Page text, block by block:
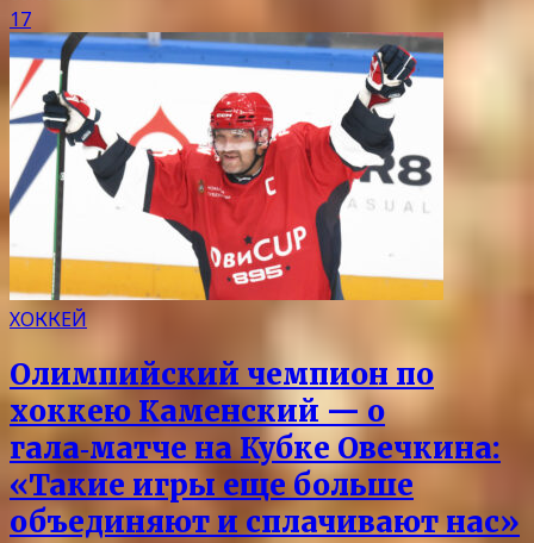
17
ХОККЕЙ
Олимпийский чемпион по
хоккею Каменский — о
гала‑матче на Кубке Овечкина:
«Такие игры еще больше
объединяют и сплачивают нас»